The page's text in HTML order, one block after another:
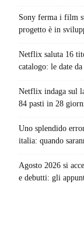
Sony ferma i film
progetto è in
Netflix saluta 16
catalogo: le date
Netflix indaga sul
84 pasti in 28
Uno splendido
italia: quando
Agosto 2026 si
e debutti: gli